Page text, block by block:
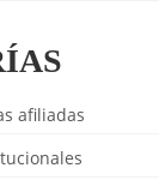
afiliadas